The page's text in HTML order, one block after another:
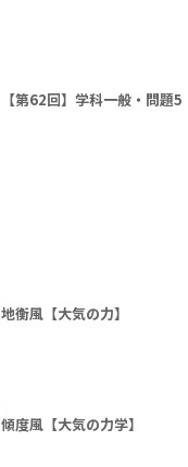
【第62回】学科一般・問題
地衡風【大気の力】
傾度風【大気の力学】